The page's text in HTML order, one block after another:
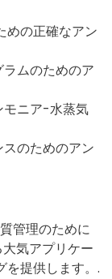
めの正確なアン
ムのためのア
モニア-水蒸気
のためのアン
管理のために
気アプリケー
を提供します。.